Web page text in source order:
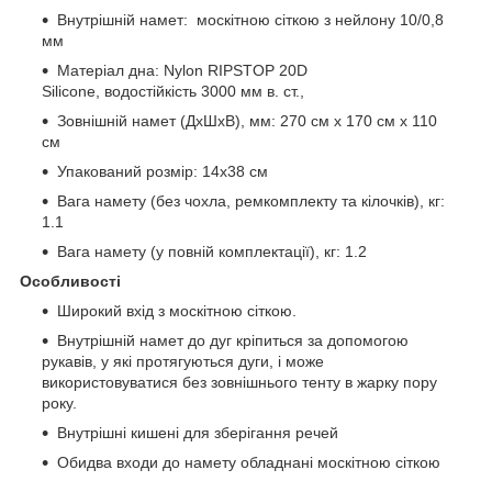
Внутрішній намет: москітною сіткою з нейлону 10/0,8
мм
Матеріал дна: Nylon RIPSTOP 20D
Silicone, водостійкість 3000 мм в. ст.,
Зовнішній намет (ДхШхВ), мм: 270 см х 170 см х 110
см
Упакований розмір: 14x38 см
Вага намету (без чохла, ремкомплекту та кілочків), кг:
1.1
Вага намету (у повній комплектації), кг: 1.2
Особливості
Широкий вхід з москітною сіткою.
Внутрішній намет до дуг кріпиться за допомогою
рукавів, у які протягуються дуги, і може
використовуватися без зовнішнього тенту в жарку пору
року.
Внутрішні кишені для зберігання речей
Обидва входи до намету обладнані москітною сіткою